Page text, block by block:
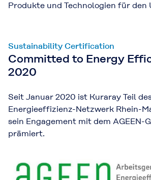
Produkte und Technologien für den
Sustainability Certification
Committed to Energy
2020
Seit Januar 2020 ist Kuraray Teil
Energieeffizienz-Netzwerk Rhein-
sein Engagement mit dem AGEEN-
prämiert.